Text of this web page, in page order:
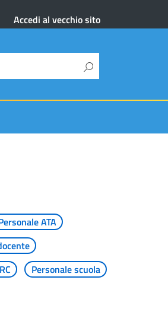
Accedi al vecchio sito
ATA
Personale scuola